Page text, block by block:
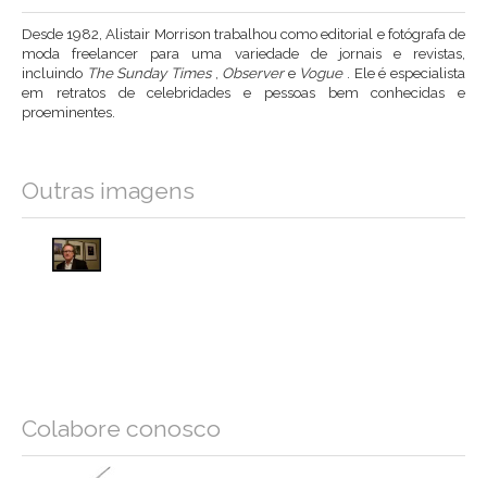
Desde 1982, Alistair Morrison trabalhou como editorial e fotógrafa de
moda freelancer para uma variedade de jornais e revistas,
incluindo The Sunday Times, Observere Vogue. Ele é especialista
em retratos de celebridades e pessoas bem conhecidas e
proeminentes.
Outras imagens
Colabore conosco